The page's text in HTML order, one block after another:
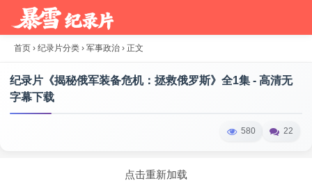
首页 › 纪录片分类 › 军事政治 › 正文
纪录片《揭秘俄军装备危机：拯救俄罗斯》全1集 - 高清无
字幕下载
580 22
点击重新加载